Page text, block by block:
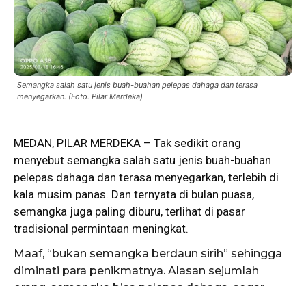
Semangka salah satu jenis buah-buahan pelepas dahaga dan terasa
menyegarkan. (Foto. Pilar Merdeka)
MEDAN, PILAR MERDEKA – Tak sedikit orang
menyebut semangka salah satu jenis buah-buahan
pelepas dahaga dan terasa menyegarkan, terlebih di
kala musim panas. Dan ternyata di bulan puasa,
semangka juga paling diburu, terlihat di pasar
tradisional permintaan meningkat.
Maaf, “bukan semangka berdaun sirih” sehingga
diminati para penikmatnya. Alasan sejumlah